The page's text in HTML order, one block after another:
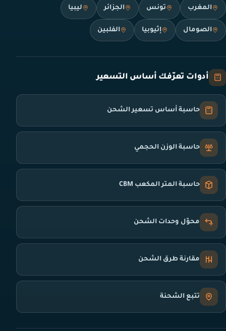
المغرب تونس الجزائر ليبيا
الصومال إثيوبيا الفلبين
أدوات تعرّفك أساس التسعير
حاسبة أساس تسعير الشحن
حاسبة الوزن الحجمي
حاسبة المتر المكعب CBM
محوّل وحدات الشحن
مقارنة طرق الشحن
تتبع الشحنة